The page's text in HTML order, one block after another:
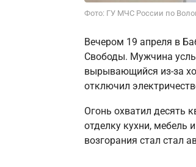
Фото: ГУ МЧС России по
Вечером 19 апреля в
Свободы. Мужчина
вырывающийся из-за
отключил
Огонь охватил десять
отделку кухни, мебель
возгорания стал стал